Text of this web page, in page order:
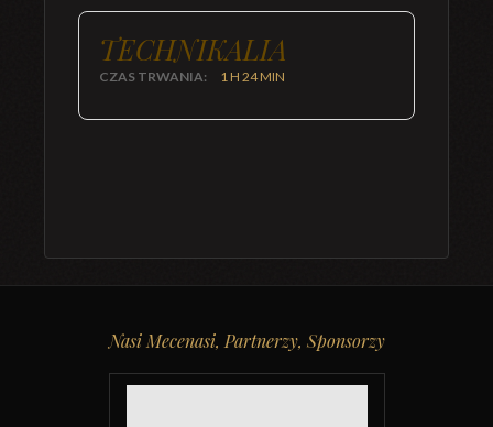
TECHNIKALIA
CZAS TRWANIA: 1 H 24 MIN
Nasi Mecenasi, Partnerzy, Sponsorzy